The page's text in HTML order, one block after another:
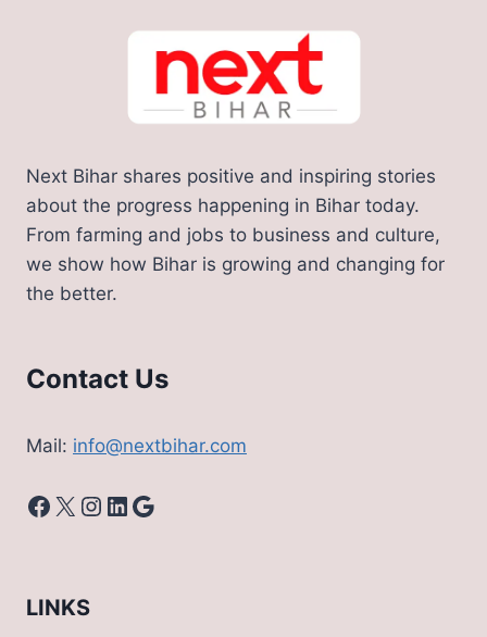
Next Bihar shares positive and inspiring stories
about the progress happening in Bihar today.
From farming and jobs to business and culture,
we show how Bihar is growing and changing for
the better.
Contact Us
Mail: info@nextbihar.com
Facebook
X Instagram
LinkedIn
Google
LINKS